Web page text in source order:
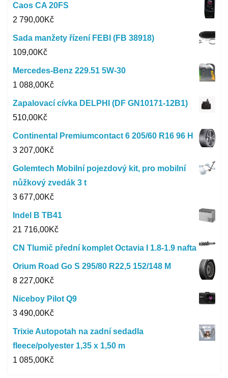
Caos CA 20FS
2 790,00Kč
Sada manžety řízení FEBI (FB 38918)
109,00Kč
Mercedes-Benz 229.51 5W-30
1 088,00Kč
Zapalovací cívka DELPHI (DF GN10171-12B1)
510,00Kč
Continental Premiumcontact 6 205/60 R16 96 H
3 207,00Kč
Golemtech Mobilní pojezdový kit, pro mobilní
nůžkový zvedák 3 t
3 677,00Kč
Indel B TB41
21 716,00Kč
CN Tlumič přední komplet Octavia I 1.8-1.9 nafta
Orium Road Go S 295/80 R22,5 152/148 M
8 227,00Kč
Niceboy Pilot Q9
3 490,00Kč
Trixie Autopotah na zadní sedadla
fleece/polyester 1,35 x 1,50 m
1 085,00Kč